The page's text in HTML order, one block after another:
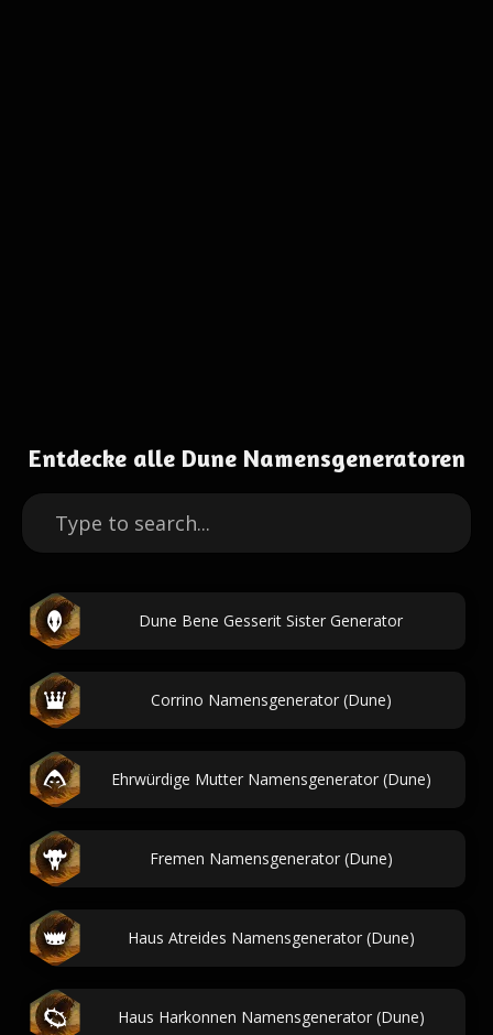
Entdecke alle Dune Namensgeneratoren
Dune Bene Gesserit Sister Generator
Corrino Namensgenerator (Dune)
Ehrwürdige Mutter Namensgenerator (Dune)
Fremen Namensgenerator (Dune)
Haus Atreides Namensgenerator (Dune)
Haus Harkonnen Namensgenerator (Dune)